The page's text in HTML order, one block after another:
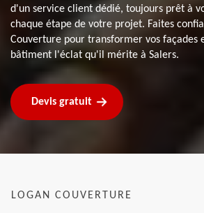
d'un service client dédié, toujours prêt à
chaque étape de votre projet. Faites
Couverture pour transformer vos façades
bâtiment l'éclat qu'il mérite à Salers.
Devis gratuit
LOGAN COUVERTURE